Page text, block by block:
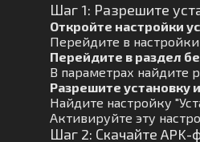
Шаг 1: Разрешите
Откройте настройки
Перейдите в
Перейдите в раздел
В параметрах найдите
Разрешите установку
Найдите настройку
Активируйте эту
Шаг 2: Скачайте APK-